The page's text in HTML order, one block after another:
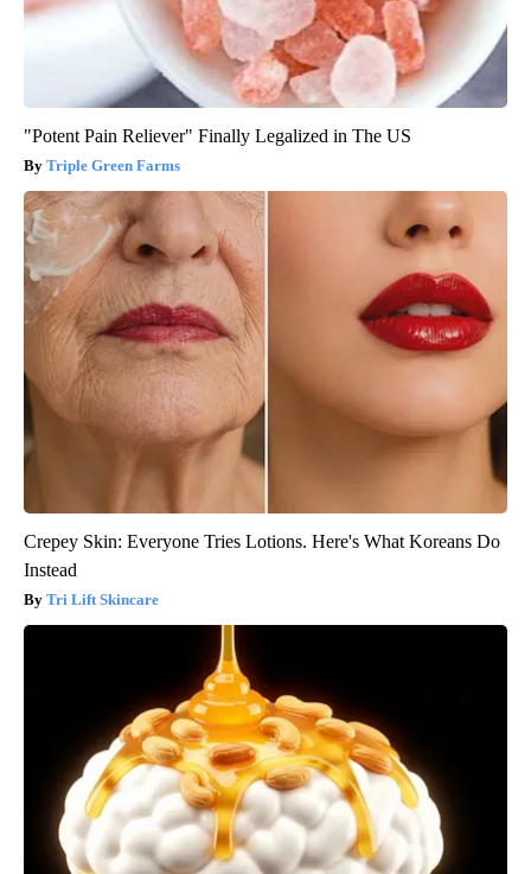
"Potent Pain Reliever" Finally Legalized in The US
Triple Green Farms
Crepey Skin: Everyone Tries Lotions. Here's What Koreans Do
Instead
Tri Lift Skincare